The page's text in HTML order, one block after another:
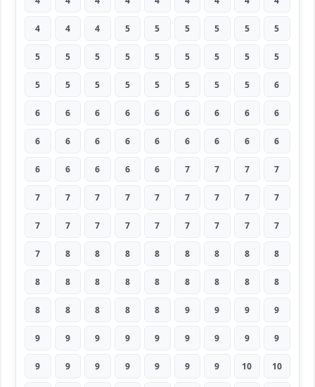
4 4 4 5 5 5 5 5 5
5 5 5 5 5 5 5 5 5
5 5 5 5 5 5 5 5 6
6 6 6 6 6 6 6 6 6
6 6 6 6 6 6 6 6 6
6 6 6 6 6 7 7 7 7
7 7 7 7 7 7 7 7 7
7 7 7 7 7 7 7 7 7
7 8 8 8 8 8 8 8 8
8 8 8 8 8 8 8 8 8
8 8 8 8 8 9 9 9 9
9 9 9 9 9 9 9 9 9
9 9 9 9 9 9 9 10 10